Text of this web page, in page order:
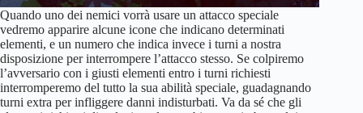
Quando uno dei nemici vorrà usare un attacco speciale
vedremo apparire alcune icone che indicano determinati
elementi, e un numero che indica invece i turni a nostra
disposizione per interrompere l’attacco stesso. Se colpiremo
l’avversario con i giusti elementi entro i turni richiesti
interromperemo del tutto la sua abilità speciale, guadagnando
turni extra per infliggere danni indisturbati. Va da sé che gli